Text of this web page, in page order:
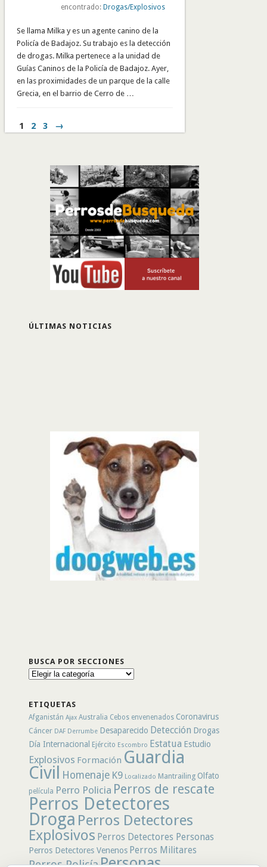
encontrado: Drogas/Explosivos
Se llama Milka y es un agente canino de la
Policía de Badajoz. Su trabajo es la detección
de drogas. Milka pertenece a la unidad de
Guías Caninos de la Policía de Badajoz. Ayer,
en las proximidades de un parque de la calle
Grecia, en el barrio de Cerro de …
1 2 3 →
ÚLTIMAS NOTICIAS
BUSCA POR SECCIONES
Busca
ETIQUETAS
Afganistán Ajax Australia Cebos envenenados Coronavirus
Cáncer DAF Derrumbe Desaparecido Detección Drogas
Día Internacional Ejército Escombro Estatua Estudio
Explosivos Formación Guardia
Civil Homenaje K9 Localizado Mantrailing Olfato
película Perro Policia Perros de rescate
Perros Detectores
Droga Perros Detectores
Explosivos Perros Detectores Personas
Perros Detectores Venenos Perros Militares
Perros PolicíaPersonas